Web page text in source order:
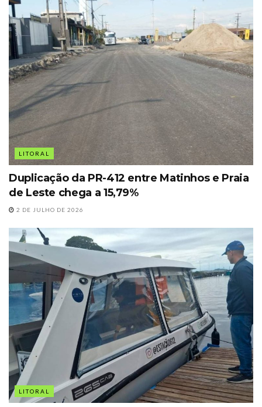
LITORAL
Duplicação da PR-412 entre Matinhos e Praia
de Leste chega a 15,79%
2 DE JULHO DE 2026
LITORAL